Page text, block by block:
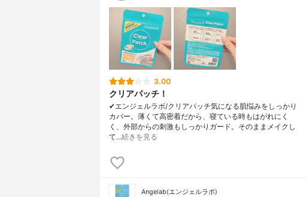
3.00
クリアパッチ！
✔︎エンジェルラボ/クリアパッチ気になる肌悩みをしっかり
カバー。薄くて高密着だから、寝ている時もはがれにく
く、外部からの刺激もしっかりガード。そのままメイクし
て…続きを見る
Angelab(エンジェルラボ)